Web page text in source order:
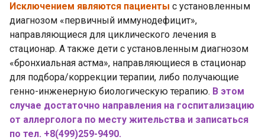
Исключением являются пациенты с установленным
диагнозом «первичный иммунодефицит»,
направляющиеся для циклического лечения в
стационар. А также дети с установленным диагнозом
«бронхиальная астма», направляющиеся в стационар
для подбора/коррекции терапии, либо получающие
генно-инженерную биологическую терапию. В этом
случае достаточно направления на госпитализацию
от аллерголога по месту жительства и записаться
по тел. +8(499)259-9490.